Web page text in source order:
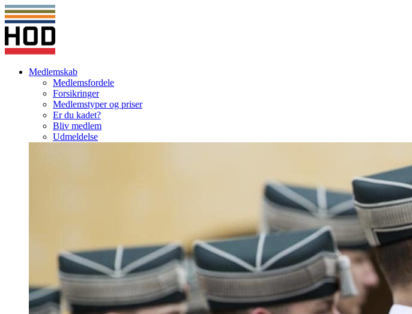
Medlemskab
Medlemsfordele
Forsikringer
Medlemstyper og priser
Er du kadet?
Bliv medlem
Udmeldelse